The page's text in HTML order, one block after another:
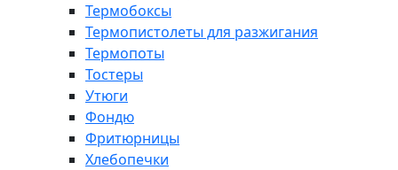
Термобоксы
Термопистолеты для разжигания
Термопоты
Тостеры
Утюги
Фондю
Фритюрницы
Хлебопечки